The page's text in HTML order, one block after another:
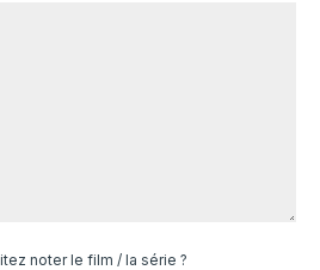
noter le film / la série ?